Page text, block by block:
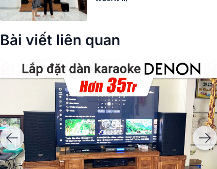
Bài viết liên quan